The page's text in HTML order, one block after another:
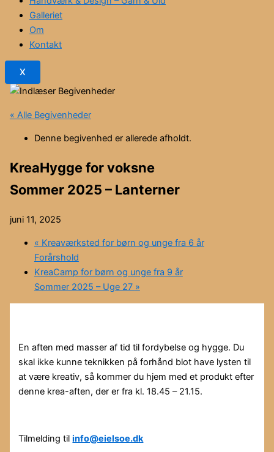
Galleriet
Om
Kontakt
X
« Alle Begivenheder
Denne begivenhed er allerede afholdt.
KreaHygge for voksne
Sommer 2025 – Lanterner
juni 11, 2025
« Kreaværksted for børn og unge fra 6 år
Forårshold
KreaCamp for børn og unge fra 9 år
Sommer 2025 – Uge 27 »
En aften med masser af tid til fordybelse og hygge. Du
skal ikke kunne teknikken på forhånd blot have lysten til
at være kreativ, så kommer du hjem med et produkt efter
denne krea-aften, der er fra kl. 18.45 – 21.15.
Tilmelding tilinfo@eielsoe.dk